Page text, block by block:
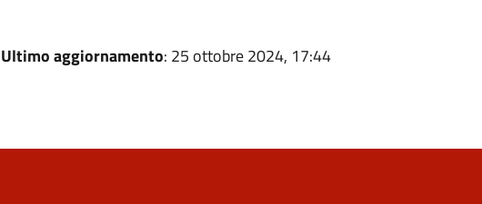
Ultimo aggiornamento: 25 ottobre 2024, 17:44